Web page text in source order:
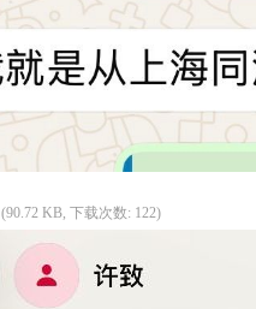
(90.72 KB, 下载次数: 122)